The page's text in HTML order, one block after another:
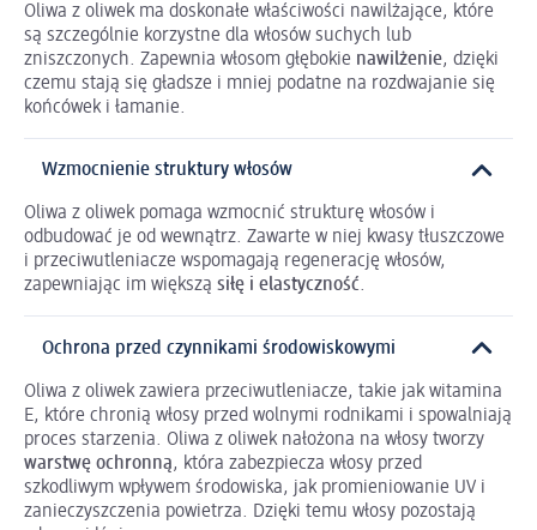
Oliwa z oliwek ma doskonałe właściwości nawilżające, które
są szczególnie korzystne dla włosów suchych lub
zniszczonych. Zapewnia włosom głębokie nawilżenie, dzięki
czemu stają się gładsze i mniej podatne na rozdwajanie się
końcówek i łamanie.
Wzmocnienie struktury włosów
Oliwa z oliwek pomaga wzmocnić strukturę włosów i
odbudować je od wewnątrz. Zawarte w niej kwasy tłuszczowe
i przeciwutleniacze wspomagają regenerację włosów,
zapewniając im większą siłę i elastyczność.
Ochrona przed czynnikami środowiskowymi
Oliwa z oliwek zawiera przeciwutleniacze, takie jak witamina
E, które chronią włosy przed wolnymi rodnikami i spowalniają
proces starzenia. Oliwa z oliwek nałożona na włosy tworzy
warstwę ochronną, która zabezpiecza włosy przed
szkodliwym wpływem środowiska, jak promieniowanie UV i
zanieczyszczenia powietrza. Dzięki temu włosy pozostają